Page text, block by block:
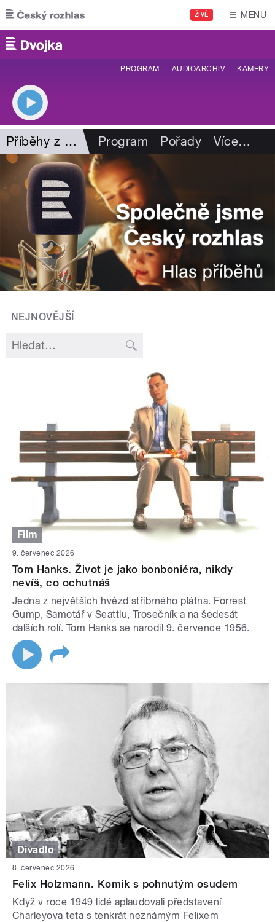
Přejít k hlavnímu obsahu
ŽIVĚ MENU
PROGRAM AUDIOARCHIV KAMERY
Příběhy z kalendáře Program Pořady Více…
NEJNOVĚJŠÍ
Film
9. červenec 2026
Tom Hanks. Život je jako bonboniéra, nikdy
nevíš, co ochutnáš
Jedna z největších hvězd stříbrného plátna. Forrest
Gump, Samotář v Seattlu, Trosečník a na šedesát
dalších rolí. Tom Hanks se narodil 9. července 1956.
Divadlo
8. červenec 2026
Felix Holzmann. Komik s pohnutým osudem
Když v roce 1949 lidé aplaudovali představení
Charleyova teta s tenkrát neznámým Felixem